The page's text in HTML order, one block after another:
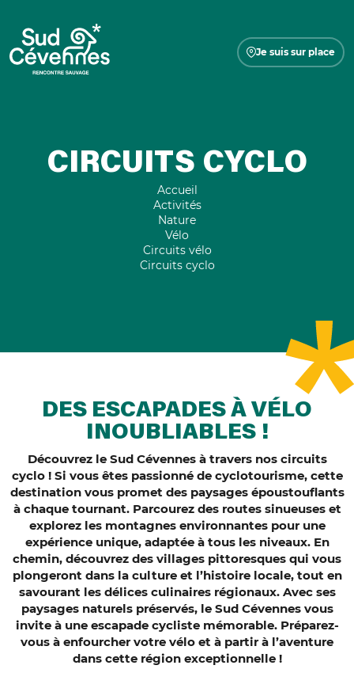
Je suis sur place
CIRCUITS CYCLO
Accueil
Activités
Nature
Vélo
Circuits vélo
Circuits cyclo
DES ESCAPADES À VÉLO
INOUBLIABLES !
Découvrez le Sud Cévennes à travers nos circuits
cyclo ! Si vous êtes passionné de cyclotourisme, cette
destination vous promet des paysages époustouflants
à chaque tournant. Parcourez des routes sinueuses et
explorez les montagnes environnantes pour une
expérience unique, adaptée à tous les niveaux. En
chemin, découvrez des villages pittoresques qui vous
plongeront dans la culture et l’histoire locale, tout en
savourant les délices culinaires régionaux. Avec ses
paysages naturels préservés, le Sud Cévennes vous
invite à une escapade cycliste mémorable. Préparez-
vous à enfourcher votre vélo et à partir à l’aventure
dans cette région exceptionnelle !